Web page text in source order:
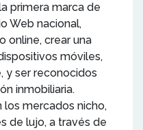
primera marca de
Web nacional,
online, crear una
móviles,
y ser reconocidos
inmobiliaria.
los mercados nicho,
de lujo, a través de